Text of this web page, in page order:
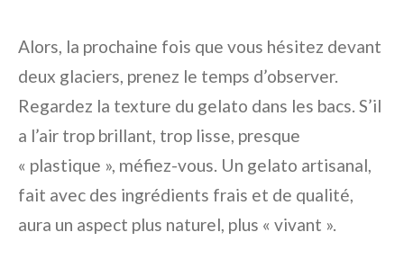
Alors, la prochaine fois que vous hésitez devant
deux glaciers, prenez le temps d’observer.
Regardez la texture du gelato dans les bacs. S’il
a l’air trop brillant, trop lisse, presque
« plastique », méfiez-vous. Un gelato artisanal,
fait avec des ingrédients frais et de qualité,
aura un aspect plus naturel, plus « vivant ».